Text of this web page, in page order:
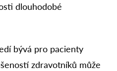
dlouhodobé
bývá pro pacienty
zdravotníků může